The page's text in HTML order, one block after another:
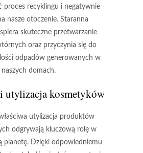
proces recyklingu i negatywnie
nasze otoczenie. Staranna
skuteczne przetwarzanie
oraz przyczynia się do
odpadów generowanych w
naszych domach.
utylizacja kosmetyków
utylizacja produktów
odgrywają kluczową rolę w
planetę. Dzięki odpowiedniemu